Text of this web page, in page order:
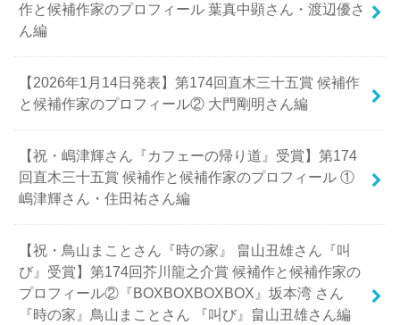
作と候補作家のプロフィール 葉真中顕さん・渡辺優さ
ん編
【2026年1月14日発表】第174回直木三十五賞 候補作
と候補作家のプロフィール② 大門剛明さん編
【祝・嶋津輝さん『カフェーの帰り道』受賞】第174
回直木三十五賞 候補作と候補作家のプロフィール ①
嶋津輝さん・住田祐さん編
【祝・鳥山まことさん『時の家』 畠山丑雄さん『叫
び』受賞】第174回芥川龍之介賞 候補作と候補作家の
プロフィール②『BOXBOXBOXBOX』坂本湾 さん
『時の家』鳥山まことさん 『叫び』畠山丑雄さん編